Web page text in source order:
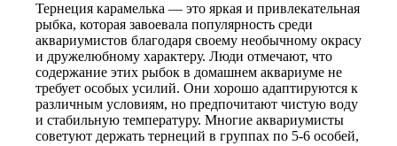
Тернеция карамелька — это яркая и привлекательная
рыбка, которая завоевала популярность среди
аквариумистов благодаря своему необычному окрасу
и дружелюбному характеру. Люди отмечают, что
содержание этих рыбок в домашнем аквариуме не
требует особых усилий. Они хорошо адаптируются к
различным условиям, но предпочитают чистую воду
и стабильную температуру. Многие аквариумисты
советуют держать тернеций в группах по 5-6 особей,